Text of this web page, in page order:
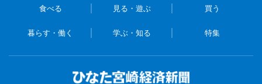
食べる 見る・遊ぶ 買う
暮らす・働く 学ぶ・知る 特集